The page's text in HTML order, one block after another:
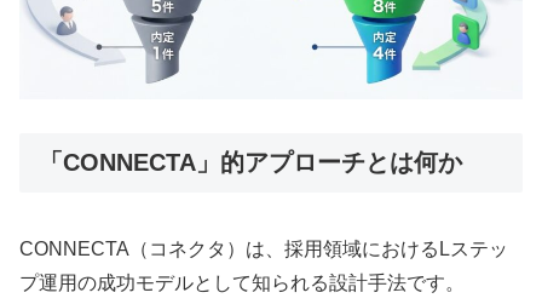
「CONNECTA」的アプローチとは何か
CONNECTA（コネクタ）は、採用領域におけるLステッ
プ運用の成功モデルとして知られる設計手法です。